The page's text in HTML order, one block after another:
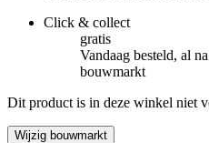
Click & collect
gratis
Vandaag besteld, al
bouwmarkt
Dit product is in deze winkel niet
Wijzig bouwmarkt